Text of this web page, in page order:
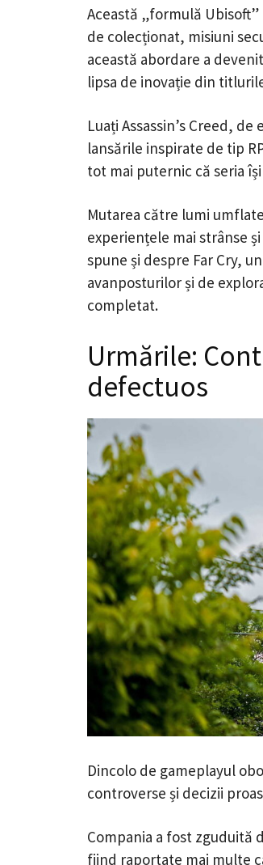
Această „formulă
de colecționat, misiuni
această abordare a
lipsa de inovație din
Luați Assassin’s Creed,
lansările inspirate de tip
tot mai puternic că seria
Mutarea către lumi
experiențele mai strânse
spune și despre Far Cry,
avanposturilor și de
completat.
Urmările:
defectuos
Dincolo de gameplayul
controverse și decizii
Compania a fost zguduită
fiind raportate mai multe